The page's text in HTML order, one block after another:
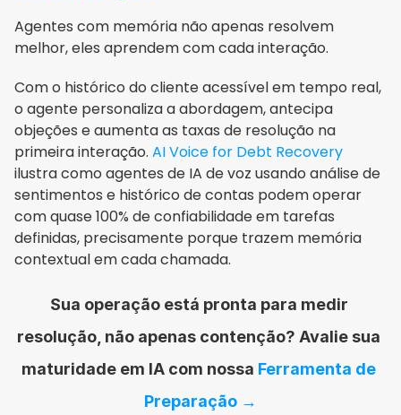
Agentes com memória não apenas resolvem
melhor, eles aprendem com cada interação.
Com o histórico do cliente acessível em tempo real,
o agente personaliza a abordagem, antecipa
objeções e aumenta as taxas de resolução na
primeira interação. AI Voice for Debt Recovery
ilustra como agentes de IA de voz usando análise de
sentimentos e histórico de contas podem operar
com quase 100% de confiabilidade em tarefas
definidas, precisamente porque trazem memória
contextual em cada chamada.
Sua operação está pronta para medir
resolução, não apenas contenção? Avalie sua
maturidade em IA com nossa Ferramenta de
Preparação →